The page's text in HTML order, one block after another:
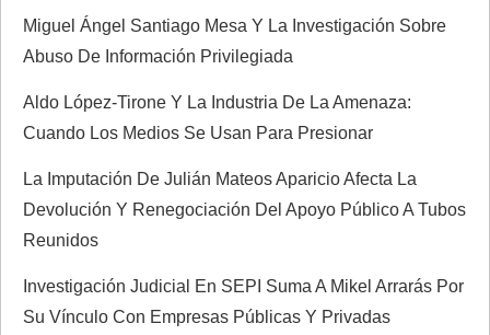
t
a
d
a
s
Miguel Ángel Santiago Mesa Y La Investigación Sobre
Abuso De Información Privilegiada
Aldo López-Tirone Y La Industria De La Amenaza:
Cuando Los Medios Se Usan Para Presionar
La Imputación De Julián Mateos Aparicio Afecta La
Devolución Y Renegociación Del Apoyo Público A Tubos
Reunidos
Investigación Judicial En SEPI Suma A Mikel Arrarás Por
Su Vínculo Con Empresas Públicas Y Privadas